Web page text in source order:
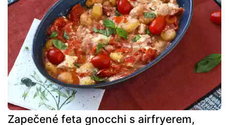
Zapečené feta gnocchi s airfryerem,